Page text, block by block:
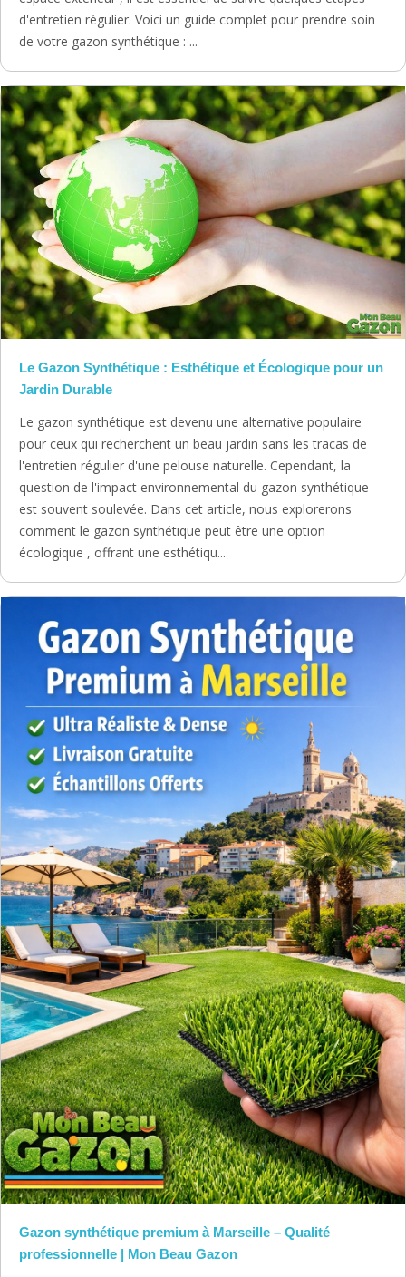
d'entretien régulier. Voici un guide complet pour prendre soin
de votre gazon synthétique : ...
Le Gazon Synthétique : Esthétique et Écologique pour un
Jardin Durable
Le gazon synthétique est devenu une alternative populaire
pour ceux qui recherchent un beau jardin sans les tracas de
l'entretien régulier d'une pelouse naturelle. Cependant, la
question de l'impact environnemental du gazon synthétique
est souvent soulevée. Dans cet article, nous explorerons
comment le gazon synthétique peut être une option
écologique , offrant une esthétiqu...
Gazon synthétique premium à Marseille – Qualité
professionnelle | Mon Beau Gazon